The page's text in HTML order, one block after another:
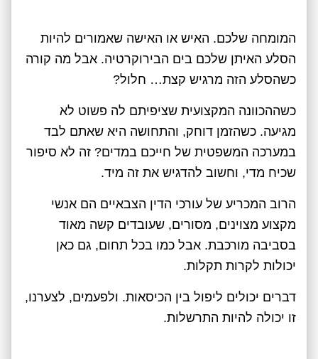
המומחה שלכם. האיש או האישה שאמורים להיות
הסלע האיתן שלכם בים הבירוקרטיה. אבל מה קורה
כשהסלע הזה מרגיש קצת… חלול?
כשההכוונה המקצועית שציפיתם לה פשוט לא
מגיעה. כשהזמן דוחק, והתחושה היא שאתם לבד
במערכה המשפטית של חייכם במדים? זה לא סיפור
שכיח מדי, וחשוב להדגיש את זה מיד.
הרוב המכריע של עורכי הדין הצבאיים הם אנשי
מקצוע מצוינים, מסורים, שעובדים קשה מאוד
בסביבה מורכבת. אבל כמו בכל תחום, גם כאן
יכולות לקרות תקלות.
דברים יכולים ליפול בין הכיסאות. ולפעמים, לצערנו,
זו יכולה להיות התרשלות.